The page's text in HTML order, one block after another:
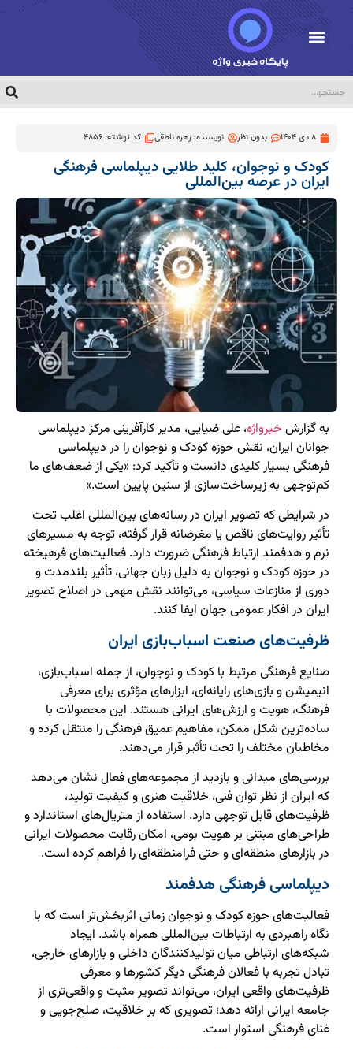
8 دی 1404 بدون نظر نویسنده:زهره ناطقی کد نوشته: 4856
کودک و نوجوان، کلید طلایی دیپلماسی فرهنگی
ایران در عرصه بین‌المللی
به گزارش خبرواژه، علی ضیایی، مدیر کارآفرینی مرکز دیپلماسی
جوانان ایران، نقش حوزه کودک و نوجوان را در دیپلماسی
فرهنگی بسیار کلیدی دانست و تأکید کرد: «یکی از ضعف‌های ما
کم‌توجهی به زیرساخت‌سازی از سنین پایین است.»
در شرایطی که تصویر ایران در رسانه‌های بین‌المللی اغلب تحت
تأثیر روایت‌های ناقص یا مغرضانه قرار گرفته، توجه به مسیرهای
نرم و هدفمند ارتباط فرهنگی ضرورت دارد. فعالیت‌های فرهیخته
در حوزه کودک و نوجوان به دلیل زبان جهانی، تأثیر بلندمدت و
دوری از منازعات سیاسی، می‌توانند نقش مهمی در اصلاح تصویر
ایران در افکار عمومی جهان ایفا کنند.
ظرفیت‌های صنعت اسباب‌بازی ایران
صنایع فرهنگی مرتبط با کودک و نوجوان، از جمله اسباب‌بازی،
انیمیشن و بازی‌های رایانه‌ای، ابزارهای مؤثری برای معرفی
فرهنگ، هویت و ارزش‌های ایرانی هستند. این محصولات با
ساده‌ترین شکل ممکن، مفاهیم عمیق فرهنگی را منتقل کرده و
مخاطبان مختلف را تحت تأثیر قرار می‌دهند.
بررسی‌های میدانی و بازدید از مجموعه‌های فعال نشان می‌دهد
که ایران از نظر توان فنی، خلاقیت هنری و کیفیت تولید،
ظرفیت‌های قابل توجهی دارد. استفاده از متریال‌های استاندارد و
طراحی‌های مبتنی بر هویت بومی، امکان رقابت محصولات ایرانی
در بازارهای منطقه‌ای و حتی فرامنطقه‌ای را فراهم کرده است.
دیپلماسی فرهنگی هدفمند
فعالیت‌های حوزه کودک و نوجوان زمانی اثربخش‌تر است که با
نگاه راهبردی به ارتباطات بین‌المللی همراه باشد. ایجاد
شبکه‌های ارتباطی میان تولیدکنندگان داخلی و بازارهای خارجی،
تبادل تجربه با فعالان فرهنگی دیگر کشورها و معرفی
ظرفیت‌های واقعی ایران، می‌تواند تصویر مثبت و واقعی‌تری از
جامعه ایرانی ارائه دهد؛ تصویری که بر خلاقیت، صلح‌جویی و
غنای فرهنگی استوار است.